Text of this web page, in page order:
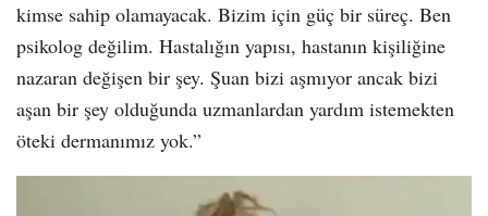
kimse sahip olamayacak. Bizim için güç bir süreç. Ben
psikolog değilim. Hastalığın yapısı, hastanın kişiliğine
nazaran değişen bir şey. Şuan bizi aşmıyor ancak bizi
aşan bir şey olduğunda uzmanlardan yardım istemekten
öteki dermanımız yok.”